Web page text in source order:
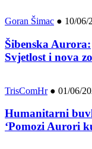
Goran Šimac ● 10/
Šibenska Aurora:
Svjetlost i nova
TrisComHr● 01/06/
Humanitarni
‘Pomozi Aurori